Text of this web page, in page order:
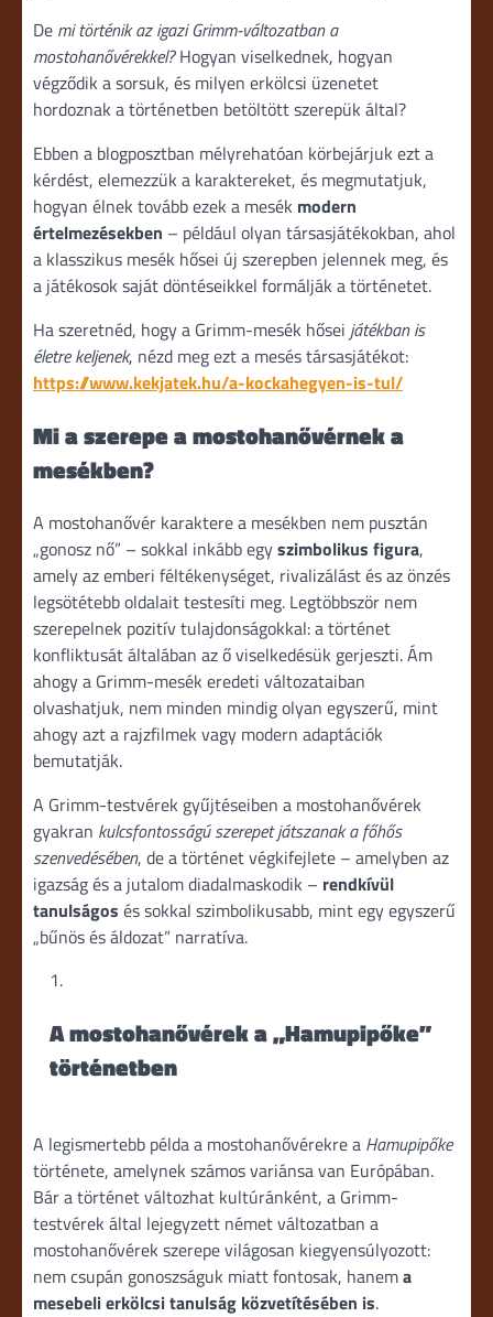
De mi történik az igazi Grimm-változatban a
mostohanővérekkel?Hogyan viselkednek, hogyan
végződik a sorsuk, és milyen erkölcsi üzenetet
hordoznak a történetben betöltött szerepük által?
Ebben a blogposztban mélyrehatóan körbejárjuk ezt a
kérdést, elemezzük a karaktereket, és megmutatjuk,
hogyan élnek tovább ezek a mesék modern
értelmezésekben – például olyan társasjátékokban, ahol
a klasszikus mesék hősei új szerepben jelennek meg, és
a játékosok saját döntéseikkel formálják a történetet.
Ha szeretnéd, hogy a Grimm-mesék hősei játékban is
életre keljenek, nézd meg ezt a mesés társasjátékot:
https://www.kekjatek.hu/a-kockahegyen-is-tul/
Mi a szerepe a mostohanővérnek a
mesékben?
A mostohanővér karaktere a mesékben nem pusztán
„gonosz nő” – sokkal inkább egyszimbolikus figura,
amely az emberi féltékenységet, rivalizálást és az önzés
legsötétebb oldalait testesíti meg. Legtöbbször nem
szerepelnek pozitív tulajdonságokkal: a történet
konfliktusát általában az ő viselkedésük gerjeszti. Ám
ahogy a Grimm-mesék eredeti változataiban
olvashatjuk, nem minden mindig olyan egyszerű, mint
ahogy azt a rajzfilmek vagy modern adaptációk
bemutatják.
A Grimm-testvérek gyűjtéseiben a mostohanővérek
gyakran kulcsfontosságú szerepet játszanak a főhős
szenvedésében, de a történet végkifejlete – amelyben az
igazság és a jutalom diadalmaskodik – rendkívül
tanulságos és sokkal szimbolikusabb, mint egy egyszerű
„bűnös és áldozat” narratíva.
A mostohanővérek a „Hamupipőke”
történetben
A legismertebb példa a mostohanővérekre a Hamupipőke
története, amelynek számos variánsa van Európában.
Bár a történet változhat kultúránként, a Grimm-
testvérek által lejegyzett német változatban a
mostohanővérek szerepe világosan kiegyensúlyozott:
nem csupán gonoszságuk miatt fontosak, hanema
mesebeli erkölcsi tanulság közvetítésében is.